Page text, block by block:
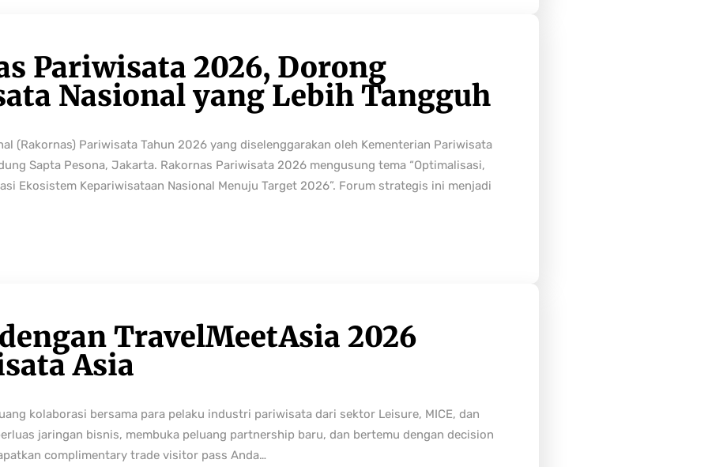
Pariwisata 2026, Dorong
Nasional yang Lebih Tangguh
(Rakornas) Pariwisata Tahun 2026 yang diselenggarakan oleh Kementerian Pariwisata
Sapta Pesona, Jakarta. Rakornas Pariwisata 2026 mengusung tema “Optimalisasi,
Ekosistem Kepariwisataan Nasional Menuju Target 2026”. Forum strategis ini menjadi
TravelMeetAsia 2026
Asia
kolaborasi bersama para pelaku industri pariwisata dari sektor Leisure, MICE, dan
jaringan bisnis, membuka peluang partnership baru, dan bertemu dengan decision
complimentary trade visitor pass Anda…